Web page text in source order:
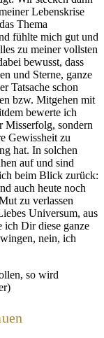
Lebenskrise
Thema
fühlte mich gut und
zu meiner vollsten
bewusst, dass
und Sterne, ganze
Tatsache schon
bzw. Mitgehen mit
bewerte ich
Misserfolg, sondern
Gewissheit zu
hat. In solchen
auf und sind
beim Blick zurück:
auch heute noch
zu verlassen
Universum, aus
ich Dir diese ganze
nein, ich
so wird